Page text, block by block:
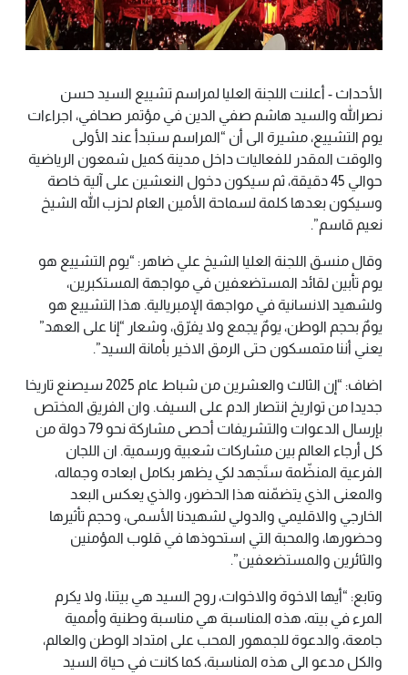
الأحداث - أعلنت اللجنة العليا لمراسم تشييع السيد حسن
نصرالله والسيد هاشم صفي الدين في مؤتمر صحافي، اجراءات
يوم التشييع، مشيرة الى أن “المراسم ستبدأ عند الأولى
والوقت المقدر للفعاليات داخل مدينة كميل شمعون الرياضية
حوالي 45 دقيقة، ثم سيكون دخول النعشين على آلية خاصة
وسيكون بعدها كلمة لسماحة الأمين العام لحزب الله الشيخ
نعيم قاسم”.
وقال منسق اللجنة العليا الشيخ علي ضاهر: “يوم التشييع هو
يوم تأبين لقائد المستضعفين في مواجهة المستكبرين،
ولشهيد الانسانية في مواجهة الإمبريالية. هذا التشييع هو
يومٌ بحجم الوطن، يومٌ يجمع ولا يفرّق، وشعار “إنا على العهد”
يعني أننا متمسكون حتى الرمق الاخير بأمانة السيد”.
اضاف: “إن الثالث والعشرين من شباط عام 2025 سيصنع تاريخا
جديدا من تواريخ انتصار الدم على السيف. وان الفريق المختص
بإرسال الدعوات والتشريفات أحصى مشاركة نحو 79 دولة من
كل أرجاء العالم بين مشاركات شعبية ورسمية. ان اللجان
الفرعية المنظّمة ستَجهد لكي يظهر بكامل ابعاده وجماله،
والمعنى الذي يتضمّنه هذا الحضور، والذي يعكس البعد
الخارجي والاقليمي والدولي لشهيدنا الأسمى، وحجم تأثيرها
وحضورها، والمحبة التي استحوذها في قلوب المؤمنين
والثائرين والمستضعفين”.
وتابع: “أيها الاخوة والاخوات، روح السيد هي بيتنا، ولا يكرم
المرء في بيته، هذه المناسبة هي مناسبة وطنية وأممية
جامعة، والدعوة للجمهور المحب على امتداد الوطن والعالم،
والكل مدعو الى هذه المناسبة، كما كانت في حياة السيد